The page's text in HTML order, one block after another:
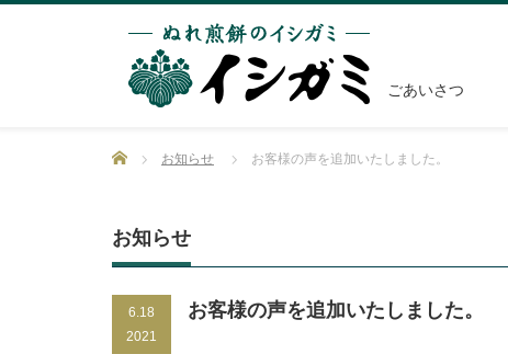
ごあいさつ
Home お知らせ お客様の声を追加いたしました。
お知らせ
6.18
2021
お客様の声を追加いたしました。